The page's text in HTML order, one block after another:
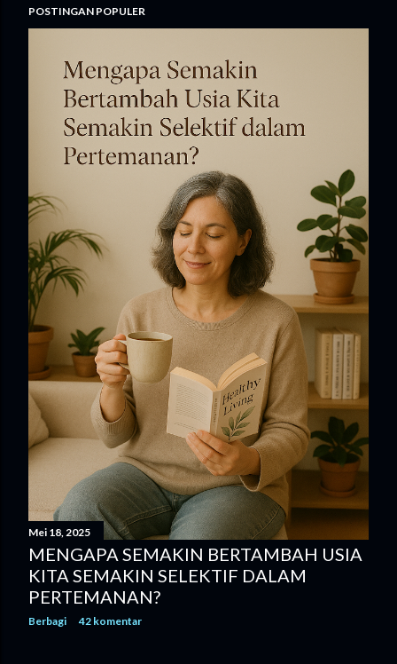
POSTINGAN POPULER
Mei 18, 2025
MENGAPA SEMAKIN BERTAMBAH USIA
KITA SEMAKIN SELEKTIF DALAM
PERTEMANAN?
Berbagi 42 komentar